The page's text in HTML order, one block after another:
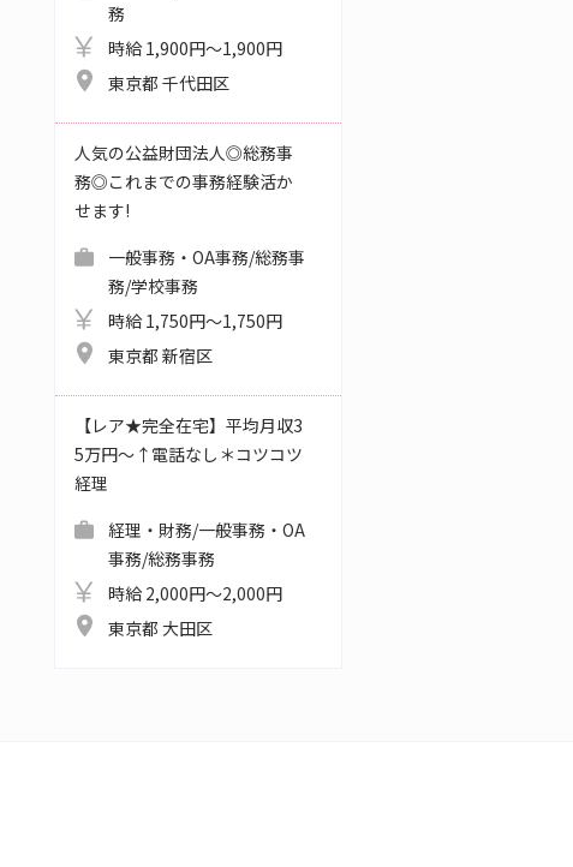
務
時給 1,900円～1,900円
東京都 千代田区
人気の公益財団法人◎総務事
務◎これまでの事務経験活か
せます!
一般事務・OA事務/総務事
務/学校事務
時給 1,750円～1,750円
東京都 新宿区
【レア★完全在宅】平均月収3
5万円～↑電話なし＊コツコツ
経理
経理・財務/一般事務・OA
事務/総務事務
時給 2,000円～2,000円
東京都 大田区